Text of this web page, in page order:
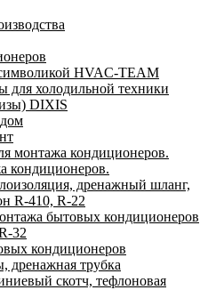
HVAC-TEAM
для холодильной техники
DIXIS
монтажа кондиционеров.
кондиционеров.
дренажный шланг,
R-410, R-22
бытовых кондиционеров
32
кондиционеров
трубка
скотч, тефлоновая